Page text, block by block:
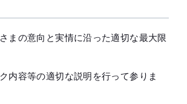
まの意向と実情に沿った適切な最大限
内容等の適切な説明を行って参りま